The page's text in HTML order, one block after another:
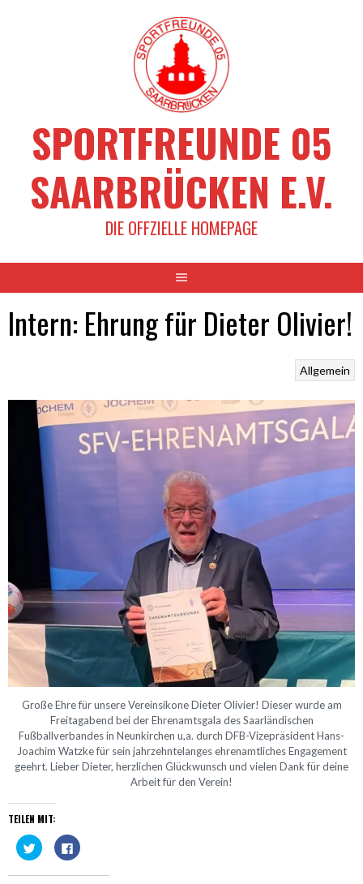
SPORTFREUNDE 05
SAARBRÜCKEN E.V.
DIE OFFZIELLE HOMEPAGE
Intern: Ehrung für Dieter Olivier!
Allgemein
Große Ehre für unsere Vereinsikone Dieter Olivier! Dieser wurde am
Freitagabend bei der Ehrenamtsgala des Saarländischen
Fußballverbandes in Neunkirchen u,a. durch DFB-Vizepräsident Hans-
Joachim Watzke für sein jahrzehntelanges ehrenamtliches Engagement
geehrt. Lieber Dieter, herzlichen Glückwunsch und vielen Dank für deine
Arbeit für den Verein!
TEILEN MIT:
Klick,
um
Twitter
Klick,
um
Facebook